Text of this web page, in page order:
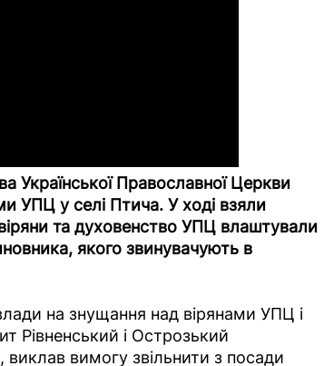
Української Православної Церкви
УПЦ у селі Птича. У ході взяли
та духовенство УПЦ влаштували
якого звинувачують в
на знущання над вірянами УПЦ і
Рівненський і Острозький
вимогу звільнити з посади